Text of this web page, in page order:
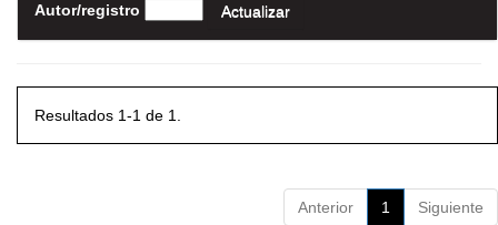
Autor/registro
Resultados 1-1 de 1.
Anterior 1 Siguiente